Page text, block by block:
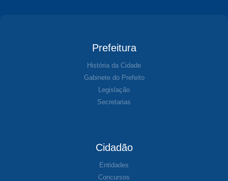
Prefeitura
História da Cidade
Gabinete do Prefeito
Legislação
Secretarias
Cidadão
Entidades
Concursos